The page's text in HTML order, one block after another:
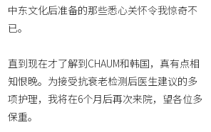
中东文化后准备的那些悉心关怀令我惊奇不
已。
直到现在才了解到CHAUM和韩国，真有点相
知恨晚。为接受抗衰老检测后医生建议的多
项护理，我将在6个月后再次来院，望各位多
保重。